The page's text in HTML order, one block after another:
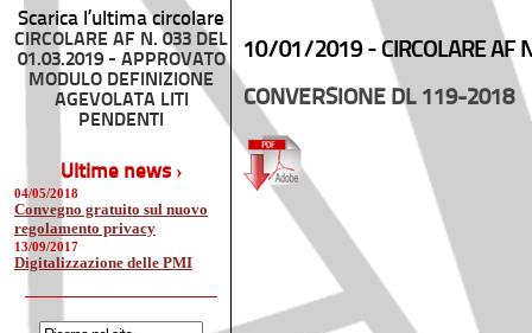
Scarica l’ultima circolare
CIRCOLARE AF N. 033 DEL
01.03.2019 - APPROVATO
MODULO DEFINIZIONE
AGEVOLATA LITI
PENDENTI
Ultime news ›
04/05/2018
Convegno gratuito sul nuovo
regolamento privacy
13/09/2017
Digitalizzazione delle PMI
10/01/2019 - CIRCOLARE
CONVERSIONE DL 119-2018